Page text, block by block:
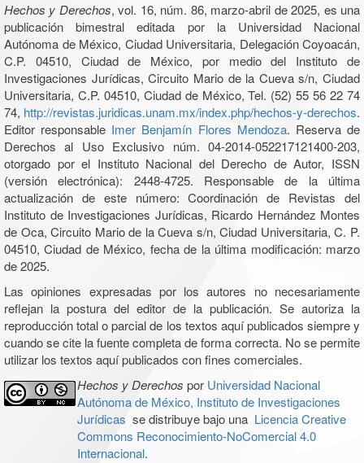
Hechos y Derechos, vol. 16, núm. 86, marzo-abril de 2025, es una
publicación bimestral editada por la Universidad Nacional
Autónoma de México, Ciudad Universitaria, Delegación Coyoacán,
C.P. 04510, Ciudad de México, por medio del Instituto de
Investigaciones Jurídicas, Circuito Mario de la Cueva s/n, Ciudad
Universitaria, C.P. 04510, Ciudad de México, Tel. (52) 55 56 22 74
74, http://revistas.juridicas.unam.mx/index.php/hechos-y-derechos.
Editor responsable Imer Benjamín Flores Mendoza. Reserva de
Derechos al Uso Exclusivo núm. 04-2014-052217121400-203,
otorgado por el Instituto Nacional del Derecho de Autor, ISSN
(versión electrónica): 2448-4725. Responsable de la última
actualización de este número: Coordinación de Revistas del
Instituto de Investigaciones Jurídicas, Ricardo Hernández Montes
de Oca, Circuito Mario de la Cueva s/n, Ciudad Universitaria, C. P.
04510, Ciudad de México, fecha de la última modificación: marzo
de 2025.
Las opiniones expresadas por los autores no necesariamente
reflejan la postura del editor de la publicación. Se autoriza la
reproducción total o parcial de los textos aquí publicados siempre y
cuando se cite la fuente completa de forma correcta. No se permite
utilizar los textos aquí publicados con fines comerciales.
Hechos y Derechos por Universidad Nacional
Autónoma de México, Instituto de Investigaciones
Jurídicas se distribuye bajo una Licencia Creative
Commons Reconocimiento-NoComercial 4.0
Internacional.